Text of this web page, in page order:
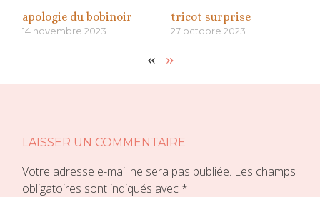
apologie du bobinoir
14 novembre 2023
tricot surprise
27 octobre 2023
« »
LAISSER UN COMMENTAIRE
Votre adresse e-mail ne sera pas publiée. Les champs
obligatoires sont indiqués avec *